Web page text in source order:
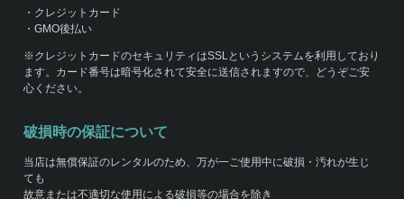
・クレジットカード
・GMO後払い
※クレジットカードのセキュリティはSSLというシステムを利用しており
ます。カード番号は暗号化されて安全に送信されますので、どうぞご安
心ください。
破損時の保証について
当店は無償保証のレンタルのため、万が一ご使用中に破損・汚れが生じ
ても
故意または不適切な使用による破損等の場合を除き